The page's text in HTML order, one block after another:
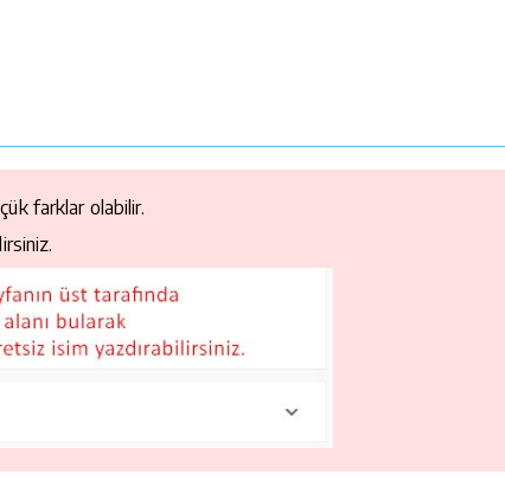
farklar olabilir.